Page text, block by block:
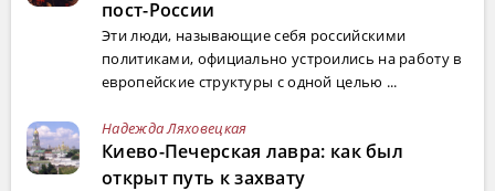
пост-России
Эти люди, называющие себя российскими
политиками, официально устроились на работу в
европейские структуры с одной целью ...
Надежда Ляховецкая
Киево-Печерская лавра: как был
открыт путь к захвату